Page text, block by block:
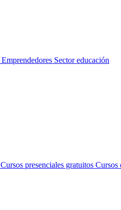
Emprendedores Sector educación
Cursos presenciales gratuitos Cursos